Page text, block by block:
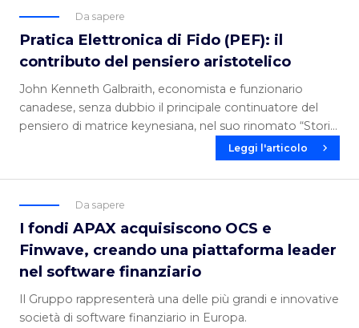
Da sapere
Pratica Elettronica di Fido (PEF): il
contributo del pensiero aristotelico
John Kenneth Galbraith, economista e funzionario
canadese, senza dubbio il principale continuatore del
pensiero di matrice keynesiana, nel suo rinomato “Storia
dell’economia” affermò: “forse a Wall Street
bisognerebbe leggere ancora Aristotele”.
Leggi l'articolo
Da sapere
I fondi APAX acquisiscono OCS e
Finwave, creando una piattaforma leader
nel software finanziario
Il Gruppo rappresenterà una delle più grandi e innovative
società di software finanziario in Europa.